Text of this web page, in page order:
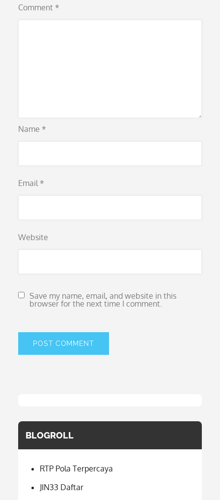
Comment *
Name *
Email *
Website
Save my name, email, and website in this
browser for the next time I comment.
BLOGROLL
RTP Pola Terpercaya
JIN33 Daftar